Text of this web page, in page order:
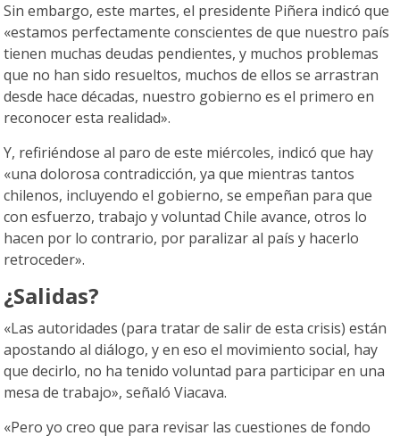
Sin embargo, este martes, el presidente Piñera indicó que
«estamos perfectamente conscientes de que nuestro país
tienen muchas deudas pendientes, y muchos problemas
que no han sido resueltos, muchos de ellos se arrastran
desde hace décadas, nuestro gobierno es el primero en
reconocer esta realidad».
Y, refiriéndose al paro de este miércoles, indicó que hay
«una dolorosa contradicción, ya que mientras tantos
chilenos, incluyendo el gobierno, se empeñan para que
con esfuerzo, trabajo y voluntad Chile avance, otros lo
hacen por lo contrario, por paralizar al país y hacerlo
retroceder».
¿Salidas?
«Las autoridades (para tratar de salir de esta crisis) están
apostando al diálogo, y en eso el movimiento social, hay
que decirlo, no ha tenido voluntad para participar en una
mesa de trabajo», señaló Viacava.
«Pero yo creo que para revisar las cuestiones de fondo